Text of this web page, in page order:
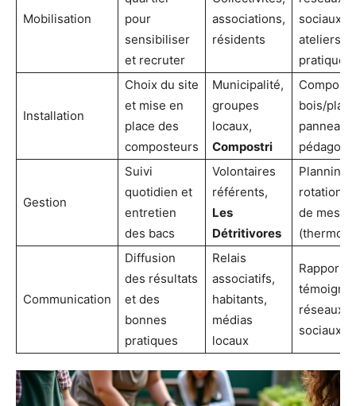
Mobilisation
pour
sensibiliser
et recruter
associations,
résidents
sociaux,
ateliers
pratiques
Installation
Choix du site
et mise en
place des
composteurs
Municipalité,
groupes
locaux,
Compostri
bois/
panneaux
Gestion
Suivi
quotidien et
entretien
des bacs
Volontaires
référents,
Les
Détritivores
Planning
rotation,
de
Communication
Diffusion
des résultats
et des
bonnes
pratiques
Relais
associatifs,
habitants,
médias
locaux
Rapports,
réseaux
sociaux